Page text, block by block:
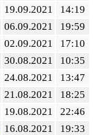
19.09.2021
14:19
06.09.2021
19:59
02.09.2021
17:10
30.08.2021
10:35
24.08.2021
13:47
21.08.2021
18:25
19.08.2021
22:46
16.08.2021
19:33